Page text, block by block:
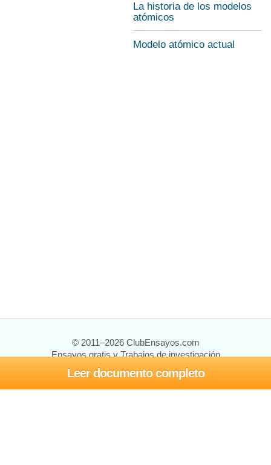
Leer documento completo
La historia de los modelos
atómicos
Modelo atómico actual
© 2011–2026 ClubEnsayos.com
Ensayos gratis y Trabajos de investigación